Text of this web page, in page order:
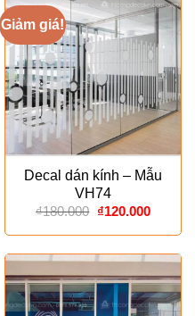
Giảm giá!
Decal dán kính – Mẫu
VH74
₫180.000 Giá
là:
₫180.000.
₫120.000Giá
tại
là: